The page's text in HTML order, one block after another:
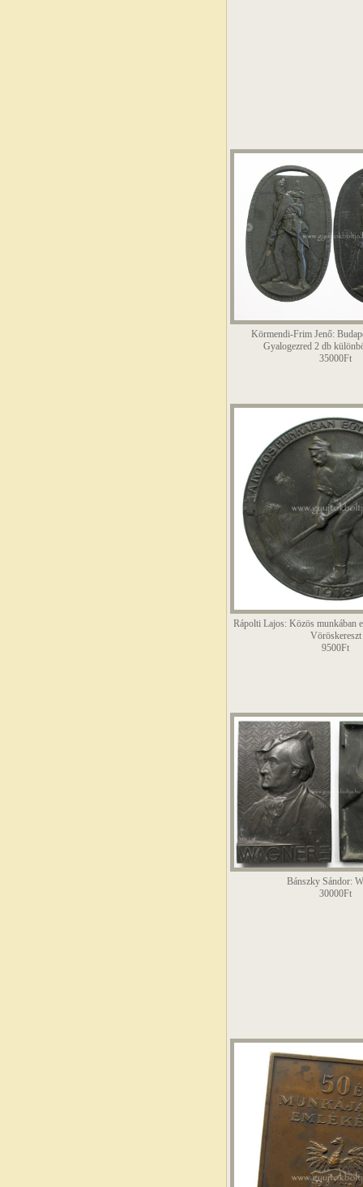
Körmendi-Frim Jenő:
Gyalogezred 2 db
35000Ft
Rápolti Lajos: Közös munkában
Vöröskereszt
9500Ft
Bánszky Sándor:
30000Ft